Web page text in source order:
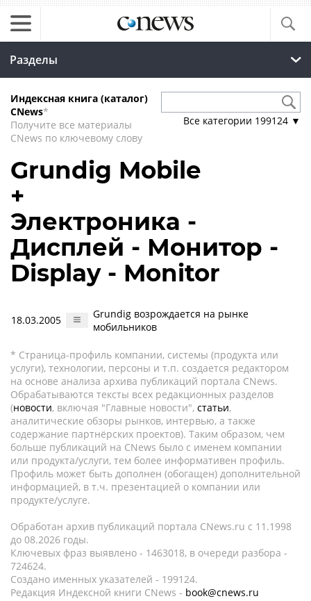
Разделы
Индексная книга (каталог)
CNews*
Получите все материалы
CNews по ключевому слову
Все категории 199124 ▼
Grundig Mobile
+
Электроника -
Дисплей - Монитор -
Display - Monitor
18.03.2005
Grundig возрождается на рынке
мобильников
* Страница-профиль компании, системы (продукта или
услуги), технологии, персоны и т.п. создается редактором
на основе анализа архива публикаций портала CNews.
Обрабатываются тексты всех редакционных разделов
(новости, включая "Главные новости", статьи,
аналитические обзоры рынков, интервью, а также
содержание партнёрских проектов). Таким образом, чем
больше публикаций на CNews было с именем компании
или продукта/услуги, тем более информативен профиль.
Профиль может быть дополнен (обогащен) дополнительной
информацией, в т.ч. презентацией о компании или
продукте/услуге.
Обработан архив публикаций портала CNews.ru c 11.1998
до 08.2026 годы.
Ключевых фраз выявлено - 1463018, в очереди разбора -
724624.
Создано именных указателей - 199124.
Редакция Индексной книги CNews - book@cnews.ru